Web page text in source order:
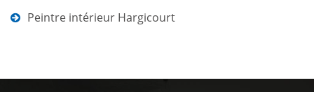
Peintre intérieur Hargicourt